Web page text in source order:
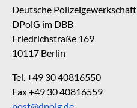
Deutsche Polizeigewerkschaft
DPolG im DBB
Friedrichstraße 169
10117 Berlin
Tel. +49 30 40816550
Fax +49 30 40816559